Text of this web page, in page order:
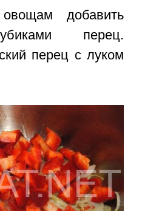
добавить
перец.
перец с луком